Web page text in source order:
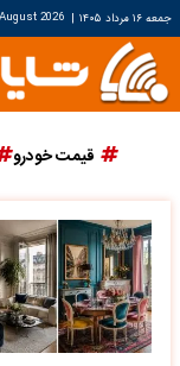
جمعه ۱۶ مرداد ۱۴۰۵ |
2026
قیمت خودرو